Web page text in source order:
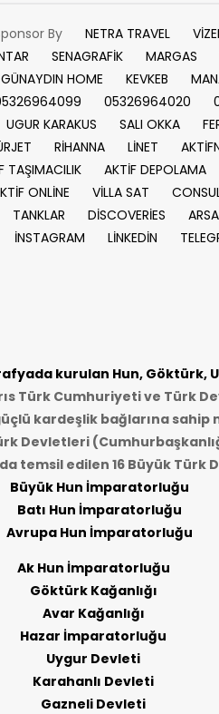
By NETRA TRAVEL
SENAGRAFİK MARGAS
GÜNAYDIN HOME KEVKEB
05326964020
UGUR KARAKUS SALI OKKA
RİHANNA LİNET
TAŞIMACILIK AKTİF DEPOLAMA
ONLİNE VİLLA SAT
TANKLAR DİSCOVERİES
İNSTAGRAM LİNKEDİN
kurulan Hun, Göktürk,
Türk Cumhuriyeti ve Türk
kardeşlik bağlarına
Devletleri
temsil edilen 16 Büyük Türk
Büyük Hun İmparatorluğu
Batı Hun İmparatorluğu
Avrupa Hun İmparatorluğu
Ak Hun İmparatorluğu
Göktürk Kağanlığı
Avar Kağanlığı
Hazar İmparatorluğu
Uygur Devleti
Karahanlı Devleti
Gazneli Devleti